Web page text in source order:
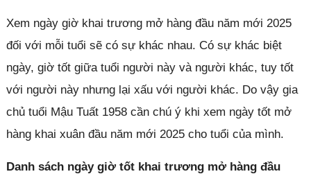
Xem ngày giờ khai trương mở hàng đầu năm mới 2025
đối với mỗi tuổi sẽ có sự khác nhau. Có sự khác biệt
ngày, giờ tốt giữa tuổi người này và người khác, tuy tốt
với người này nhưng lại xấu với người khác. Do vậy gia
chủ tuổi Mậu Tuất 1958 cần chú ý khi xem ngày tốt mở
hàng khai xuân đầu năm mới 2025 cho tuổi của mình.
Danh sách ngày giờ tốt khai trương mở hàng đầu